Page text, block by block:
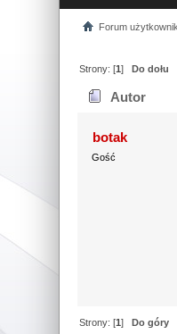
Forum
Strony: [1]Do dołu
Autor
botak
Gość
Strony: [1]Do góry